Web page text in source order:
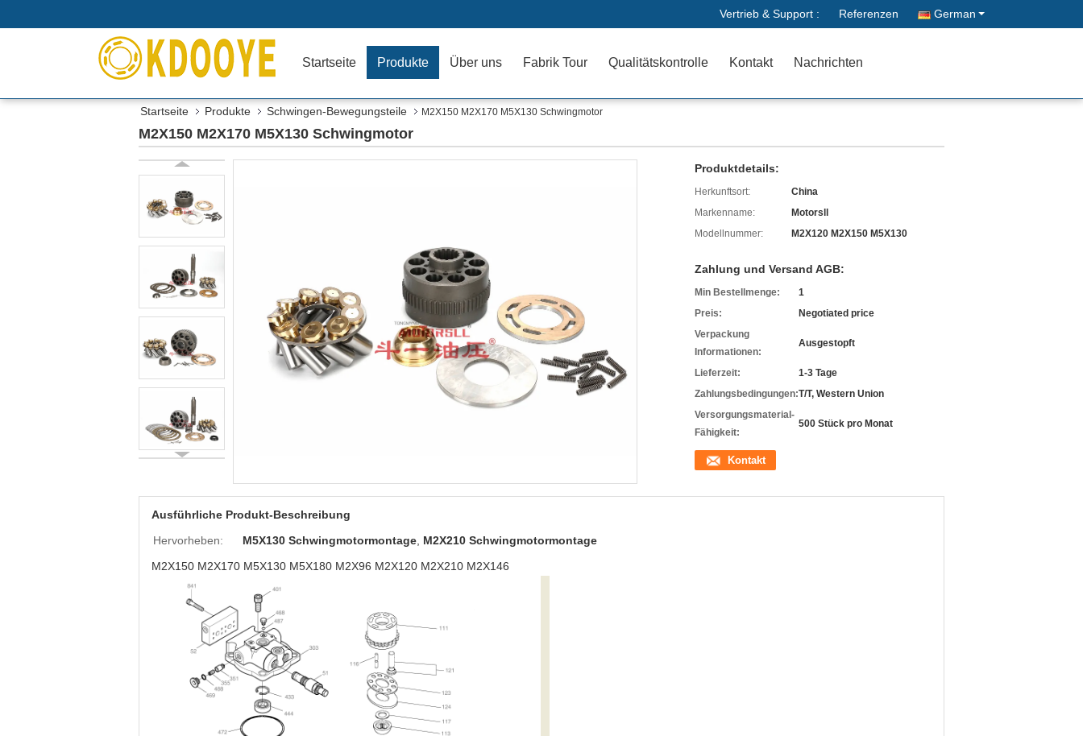
Vertrieb & Support : Referenzen German
Startseite Produkte Über uns Fabrik Tour Qualitätskontrolle Kontakt Nachrichten
Startseite Produkte Schwingen-Bewegungsteile M2X150 M2X170 M5X130 Schwingmotor
M2X150 M2X170 M5X130 Schwingmotor
Produktdetails:
Herkunftsort:
China
Markenname:
Motorsll
Modellnummer:
M2X120 M2X150 M5X130
Zahlung und Versand AGB:
Min Bestellmenge:
1
Preis:
Negotiated price
Verpackung
Informationen:
Ausgestopft
Lieferzeit:
1-3 Tage
Zahlungsbedingungen:T/T, Western Union
Versorgungsmaterial-
Fähigkeit:
500 Stück pro Monat
Kontakt
Ausführliche Produkt-Beschreibung
Hervorheben:
M5X130 Schwingmotormontage M2X210 Schwingmotormontage
M2X150 M2X170 M5X130 M5X180 M2X96 M2X120 M2X210 M2X146